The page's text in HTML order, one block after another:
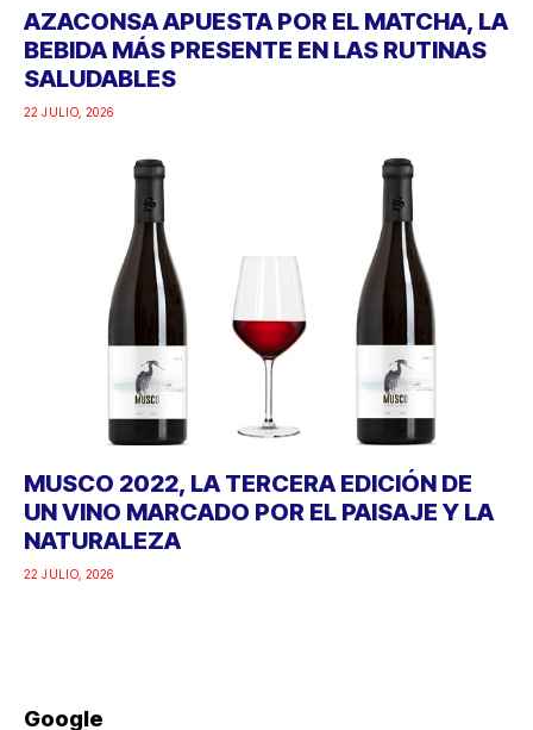
AZACONSA APUESTA POR EL MATCHA, LA
BEBIDA MÁS PRESENTE EN LAS RUTINAS
SALUDABLES
22 JULIO, 2026
MUSCO 2022, LA TERCERA EDICIÓN DE
UN VINO MARCADO POR EL PAISAJE Y LA
NATURALEZA
22 JULIO, 2026
Google